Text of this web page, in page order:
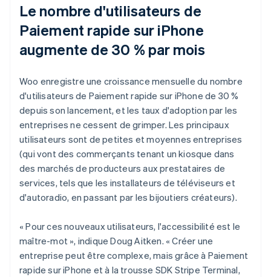
Le nombre d'utilisateurs de
Paiement rapide sur iPhone
augmente de 30 % par mois
Woo enregistre une croissance mensuelle du nombre
d'utilisateurs de Paiement rapide sur iPhone de 30 %
depuis son lancement, et les taux d'adoption par les
entreprises ne cessent de grimper. Les principaux
utilisateurs sont de petites et moyennes entreprises
(qui vont des commerçants tenant un kiosque dans
des marchés de producteurs aux prestataires de
services, tels que les installateurs de téléviseurs et
d'autoradio, en passant par les bijoutiers créateurs).
« Pour ces nouveaux utilisateurs, l'accessibilité est le
maître-mot », indique Doug Aitken. « Créer une
entreprise peut être complexe, mais grâce à Paiement
rapide sur iPhone et à la trousse SDK Stripe Terminal,